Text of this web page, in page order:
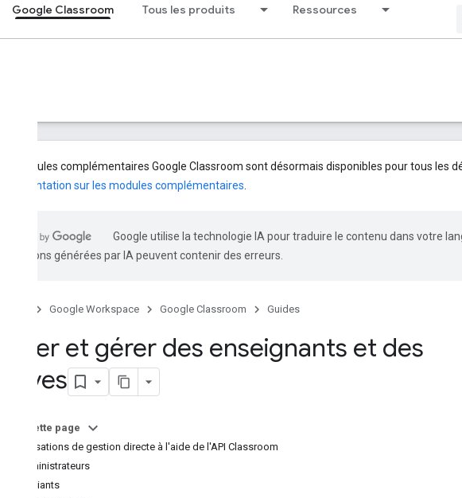
Google Classroom Tous les produits Ressources
Les modules complémentaires Google Classroom sont désormais disponibles pour tous les
documentation sur les modules complémentaires
Google utilise la technologie IA pour traduire le contenu dans votre
traductions générées par IA peuvent contenir des erreurs.
Google Workspace Google Classroom Guides
Créer et gérer des enseignants et des
élèves
Sur cette page
Autorisations de gestion directe à l'aide de l'API Classroom
Administrateurs
Étudiants